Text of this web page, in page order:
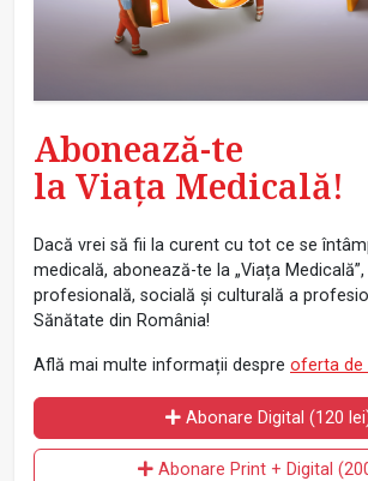
Abonează-te
la Viața Medicală!
Dacă vrei să fii la curent cu tot ce se
medicală, abonează-te la „Viața
profesională, socială și culturală a
Sănătate din România!
Află mai multe informații despre oferta de
Abonare Digital (120
Abonare Print + Digital